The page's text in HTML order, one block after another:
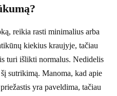
reikia rasti minimalius arba
kiekius kraujyje, tačiau
turi išlikti normalus. Nedidelis
sutrikimą. Manoma, kad apie
yra paveldima, tačiau